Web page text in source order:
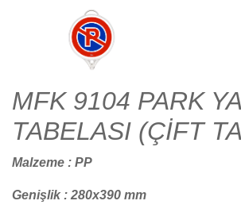
MFK 9104 PARK
TABELASI (ÇİFT
Malzeme : PP
Genişlik : 280x390 mm